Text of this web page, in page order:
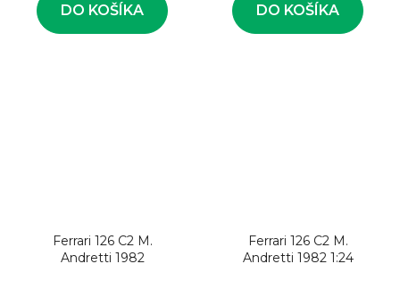
DO KOŠÍKA DO KOŠÍKA
Ferrari 126 C2 M.
Andretti 1982
Ferrari 126 C2 M.
Andretti 1982 1:24